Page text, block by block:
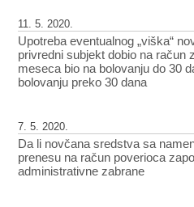
Upotreba eventualnog „viška“
privredni subjekt dobio na račun
meseca bio na bolovanju do 30
bolovanju preko 30 dana
11. 5. 2020.
Da li novčana sredstva sa
prenesu na račun poverioca
administrativne zabrane
7. 5. 2020.